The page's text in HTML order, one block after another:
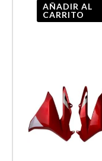
AÑADIR AL
CARRITO